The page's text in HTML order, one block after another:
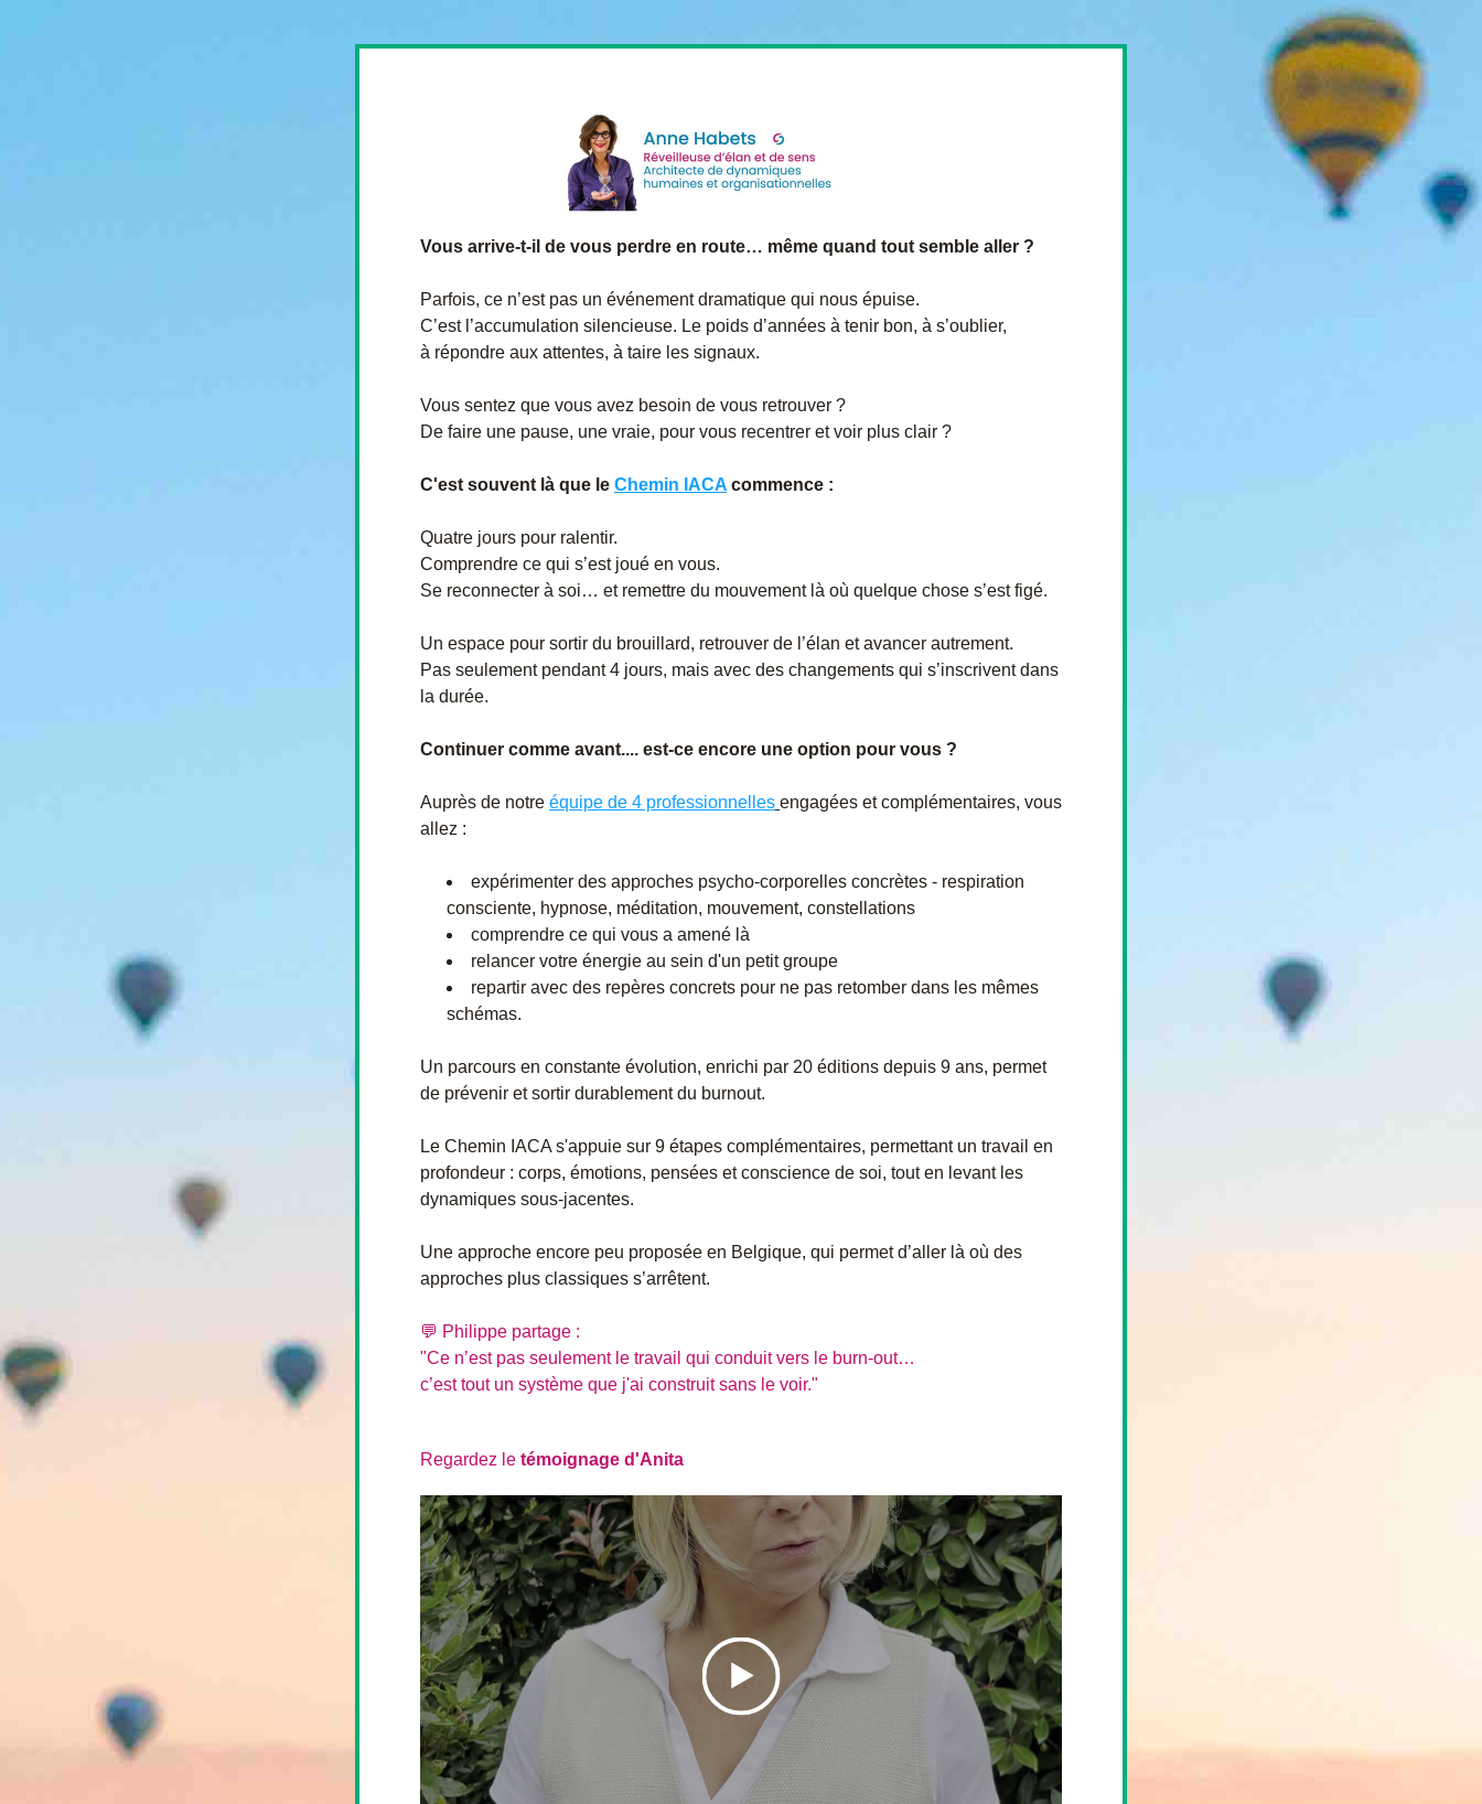
Vous arrive-t-il de vous perdre en route… même quand tout semble aller ?
Parfois, ce n’est pas un événement dramatique qui nous épuise.
C’est l’accumulation silencieuse. Le poids d’années à tenir bon, à s’oublier,
à répondre aux attentes, à taire les signaux.
Vous sentez que vous avez besoin de vous retrouver ?
De faire une pause, une vraie, pour vous recentrer et voir plus clair ?
C'est souvent là que le Chemin IACA commence :
Quatre jours pour ralentir.
Comprendre ce qui s’est joué en vous.
Se reconnecter à soi… et remettre du mouvement là où quelque chose s’est figé.
Un espace pour sortir du brouillard, retrouver de l’élan et avancer autrement.
Pas seulement pendant 4 jours, mais avec des changements qui s’inscrivent dans
la durée.
Continuer comme avant.... est-ce encore une option pour vous ?
Auprès de notre équipe de 4 professionnelles engagées et complémentaires, vous
allez :
expérimenter des approches psycho-corporelles concrètes - respiration
consciente, hypnose, méditation, mouvement, constellations
comprendre ce qui vous a amené là
relancer votre énergie au sein d'un petit groupe
repartir avec des repères concrets pour ne pas retomber dans les mêmes
schémas.
Un parcours en constante évolution, enrichi par 20 éditions depuis 9 ans, permet
de prévenir et sortir durablement du burnout.
Le Chemin IACA s'appuie sur 9 étapes complémentaires, permettant un travail en
profondeur : corps, émotions, pensées et conscience de soi, tout en levant les
dynamiques sous-jacentes.
Une approche encore peu proposée en Belgique, qui permet d’aller là où des
approches plus classiques s’arrêtent.
💬 Philippe partage :
"Ce n’est pas seulement le travail qui conduit vers le burn-out…
c’est tout un système que j'ai construit sans le voir."
Regardez le témoignage d'Anita